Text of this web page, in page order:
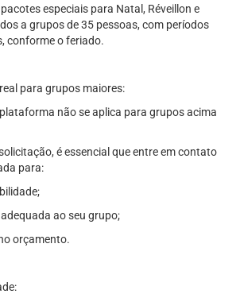
especiais para Natal, Réveillon e
a grupos de 35 pessoas, com períodos
conforme o feriado.
para grupos maiores:
não se aplica para grupos acima
é essencial que entre em contato
para:
ao seu grupo;
orçamento.